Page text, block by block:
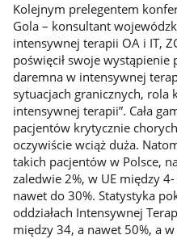
Kolejnym prelegentem
Gola – konsultant
intensywnej terapii OA i IT,
poświęcił swoje wystąpienie
daremna w intensywnej
sytuacjach granicznych,
intensywnej terapii”. Cała
pacjentów krytycznie
oczywiście wciąż duża.
takich pacjentów w Polsce,
zaledwie 2%, w UE między
nawet do 30%. Statystyka
oddziałach Intensywnej
między 34, a nawet 50%, a